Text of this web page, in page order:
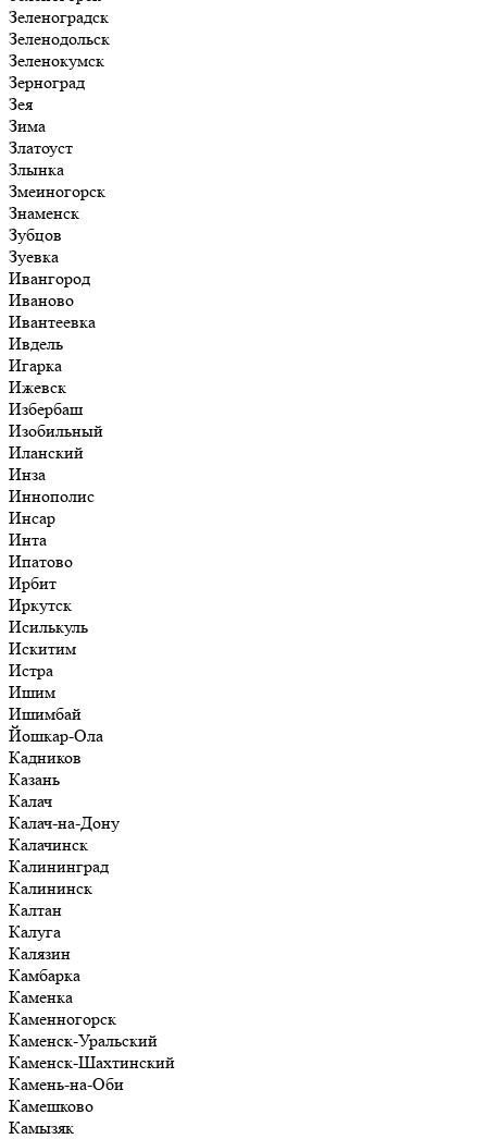
Зеленоградск
Зеленодольск
Зеленокумск
Зерноград
Зея
Зима
Златоуст
Злынка
Змеиногорск
Знаменск
Зубцов
Зуевка
Ивангород
Иваново
Ивантеевка
Ивдель
Игарка
Ижевск
Избербаш
Изобильный
Иланский
Инза
Иннополис
Инсар
Инта
Ипатово
Ирбит
Иркутск
Исилькуль
Искитим
Истра
Ишим
Ишимбай
Йошкар-Ола
Кадников
Казань
Калач
Калач-на-Дону
Калачинск
Калининград
Калининск
Калтан
Калуга
Калязин
Камбарка
Каменка
Каменногорск
Каменск-Уральский
Каменск-Шахтинский
Камень-на-Оби
Камешково
Камызяк